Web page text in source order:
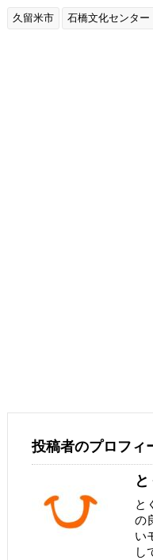
久留米市 石橋文化センター
投稿者のプロフィ
と
の
い
し